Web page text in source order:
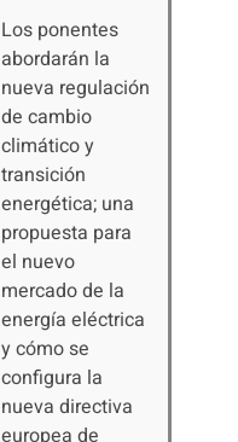
Los ponentes
abordarán la
nueva regulación
de cambio
climático y
transición
energética; una
propuesta para
el nuevo
mercado de la
energía eléctrica
y cómo se
configura la
nueva directiva
europea de